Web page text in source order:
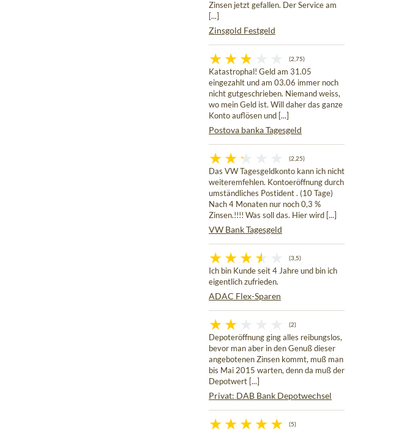
Zinsen jetzt gefallen. Der Service am
[...]
Zinsgold Festgeld
(2,75)
Katastrophal! Geld am 31.05
eingezahlt und am 03.06 immer noch
nicht gutgeschrieben. Niemand weiss,
wo mein Geld ist. Will daher das ganze
Konto auflösen und [...]
Postova banka Tagesgeld
(2,25)
Das VW Tagesgeldkonto kann ich nicht
weiteremfehlen. Kontoeröffnung durch
umständliches Postident . (10 Tage)
Nach 4 Monaten nur noch 0,3 %
Zinsen.!!!! Was soll das. Hier wird [...]
VW Bank Tagesgeld
(3,5)
Ich bin Kunde seit 4 Jahre und bin ich
eigentlich zufrieden.
ADAC Flex-Sparen
(2)
Depoteröffnung ging alles reibungslos,
bevor man aber in den Genuß dieser
angebotenen Zinsen kommt, muß man
bis Mai 2015 warten, denn da muß der
Depotwert [...]
Privat: DAB Bank Depotwechsel
(5)